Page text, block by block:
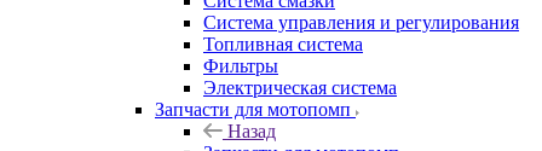
Система управления и регулирования
Топливная система
Фильтры
Электрическая система
Запчасти для мотопомп
Назад